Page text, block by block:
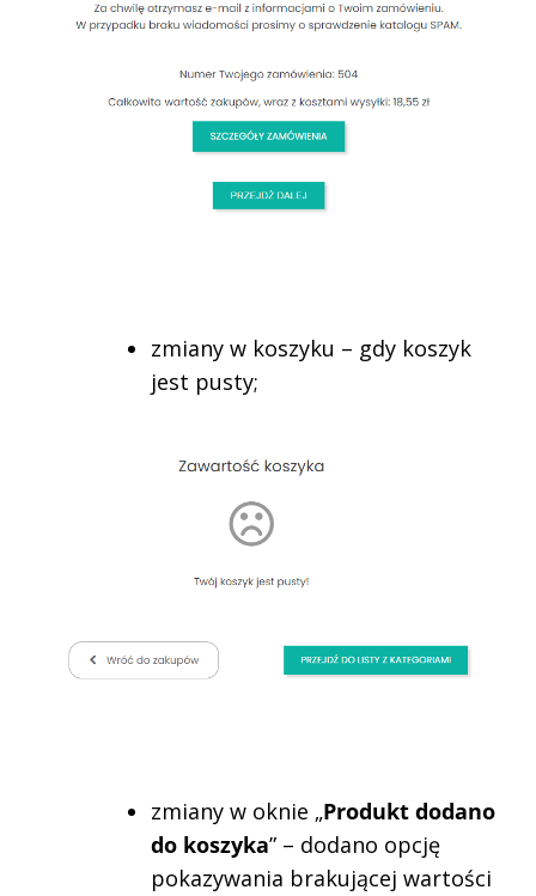
zmiany w koszyku – gdy koszyk
jest pusty;
zmiany w oknie „Produkt dodano
do koszyka” – dodano opcję
pokazywania brakującej wartości